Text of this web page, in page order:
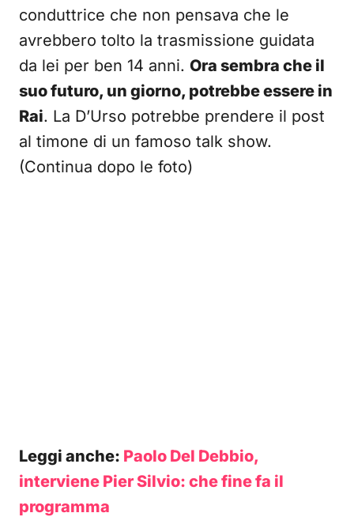
conduttrice che non pensava che le
avrebbero tolto la trasmissione guidata
da lei per ben 14 anni. Ora sembra che il
suo futuro, un giorno, potrebbe essere in
Rai. La D’Urso potrebbe prendere il post
al timone di un famoso talk show.
(Continua dopo le foto)
Leggi anche: Paolo Del Debbio,
interviene Pier Silvio: che fine fa il
programma